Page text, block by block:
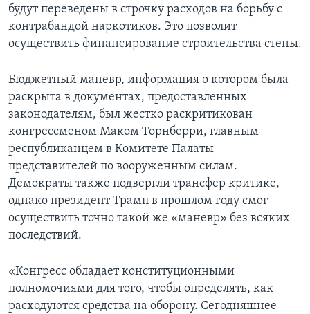
будут переведены в строчку расходов на борьбу с
контрабандой наркотиков. Это позволит
осуществить финансирование строительства стены.
Бюджетный маневр, информация о котором была
раскрыта в документах, предоставленных
законодателям, был жестко раскритикован
конгрессменом Маком Торнберри, главным
республиканцем в Комитете Палаты
представителей по вооруженным силам.
Демократы также подвергли трансфер критике,
однако президент Трамп в прошлом году смог
осуществить точно такой же «маневр» без всяких
последствий.
«Конгресс обладает конституционными
полномочиями для того, чтобы определять, как
расходуются средства на оборону. Сегодняшнее